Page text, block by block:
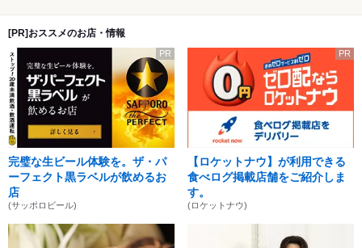
[PR]おススメのお店・情報
PR
完璧な生ビール体験を。ザ・パ
ーフェクト黒ラベルが飲めるお
店
(サッポロビール)
PR
【ロケットナウ】が利用できる
食べログ掲載店舗をご紹介しま
す。
(ロケットナウ)